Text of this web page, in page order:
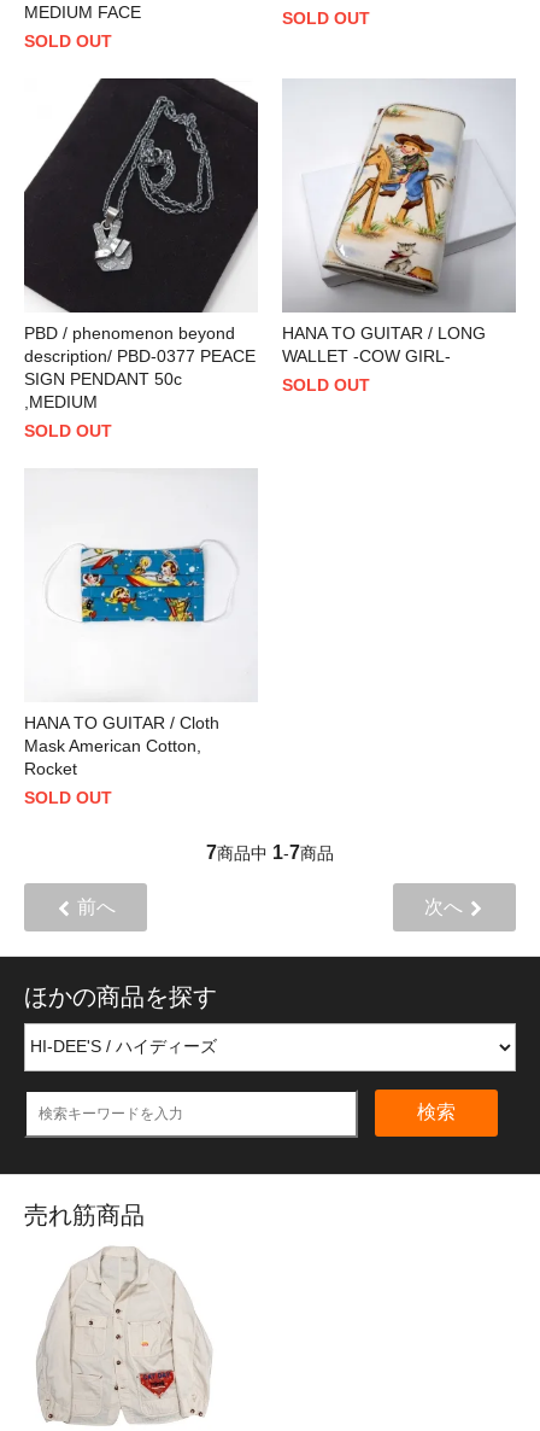
MEDIUM FACE
SOLD OUT
SOLD OUT
PBD / phenomenon beyond
description/ PBD-0377 PEACE
SIGN PENDANT 50c
,MEDIUM
SOLD OUT
HANA TO GUITAR / LONG
WALLET -COW GIRL-
SOLD OUT
HANA TO GUITAR / Cloth
Mask American Cotton,
Rocket
SOLD OUT
7商品中 1-7商品
前へ 次へ
ほかの商品を探す
検索
売れ筋商品